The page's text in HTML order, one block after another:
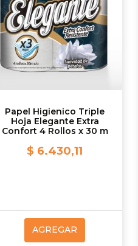
Papel Higienico Triple
Hoja Elegante Extra
Confort 4 Rollos x 30 m
$ 6.430,11
AGREGAR